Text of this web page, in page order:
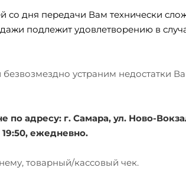
дня передачи Вам технически
подлежит удовлетворению в
устраним недостатки
по адресу: г. Самара, ул. Ново-
ежедневно.
товарный/кассовый чек.